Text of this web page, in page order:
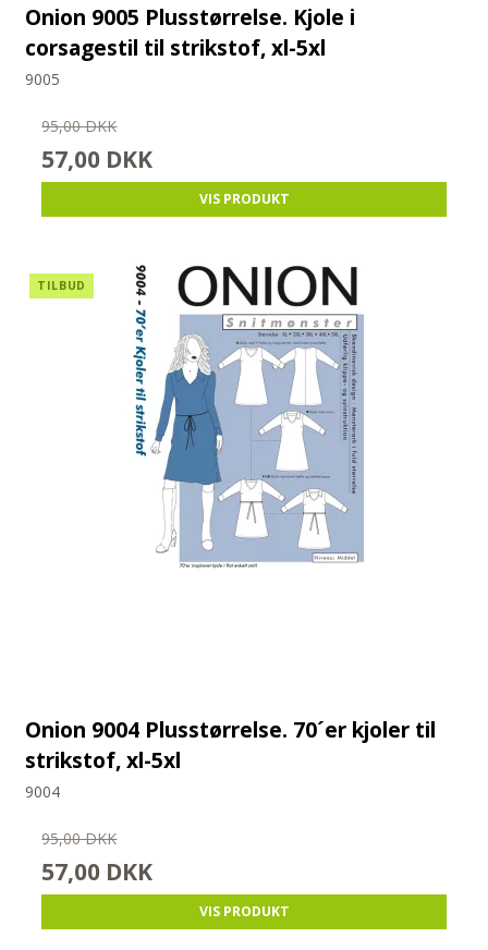
Onion 9005 Plusstørrelse. Kjole i
corsagestil til strikstof, xl-5xl
9005
95,00 DKK
57,00 DKK
VIS PRODUKT
TILBUD
Onion 9004 Plusstørrelse. 70´er kjoler til
strikstof, xl-5xl
9004
95,00 DKK
57,00 DKK
VIS PRODUKT